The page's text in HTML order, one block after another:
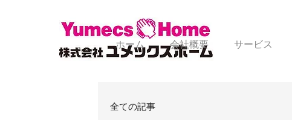
ホーム 会社概要 サービス
全ての記事